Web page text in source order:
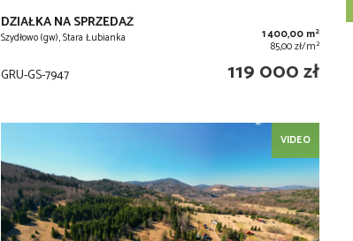
DZIAŁKA NA SPRZEDAŻ
Szydłowo (gw), Stara Łubianka 1 400,00 m2
85,00 zł/m2
GRU-GS-7947 119 000 zł
VIDEO